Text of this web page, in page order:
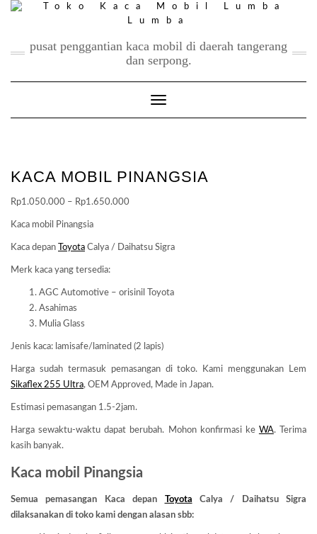
Skip
pusat penggantian kaca mobil di daerah tangerang
dan serpong.
Toggle Navigation
KACA MOBIL PINANGSIA
Rp1.050.000 – Rp1.650.000
through
Kaca mobil Pinangsia
Kaca depan Toyota Calya / Daihatsu Sigra
Merk kaca yang tersedia:
AGC Automotive – orisinil Toyota
Asahimas
Mulia Glass
Jenis kaca: lamisafe/laminated (2 lapis)
Harga sudah termasuk pemasangan di toko. Kami menggunakan Lem
Sikaflex 255 Ultra, OEM Approved, Made in Japan.
Estimasi pemasangan 1.5-2jam.
Harga sewaktu-waktu dapat berubah. Mohon konfirmasi ke WA. Terima
kasih banyak.
Kaca mobil Pinangsia
Semua pemasangan Kaca depan Toyota Calya / Daihatsu Sigra
dilaksanakan di toko kami dengan alasan sbb: